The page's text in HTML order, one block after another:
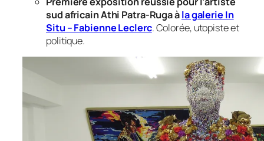
sud africain Athi Patra-Ruga àla galerie In
Situ – Fabienne Leclerc. Colorée, utopiste et
politique.